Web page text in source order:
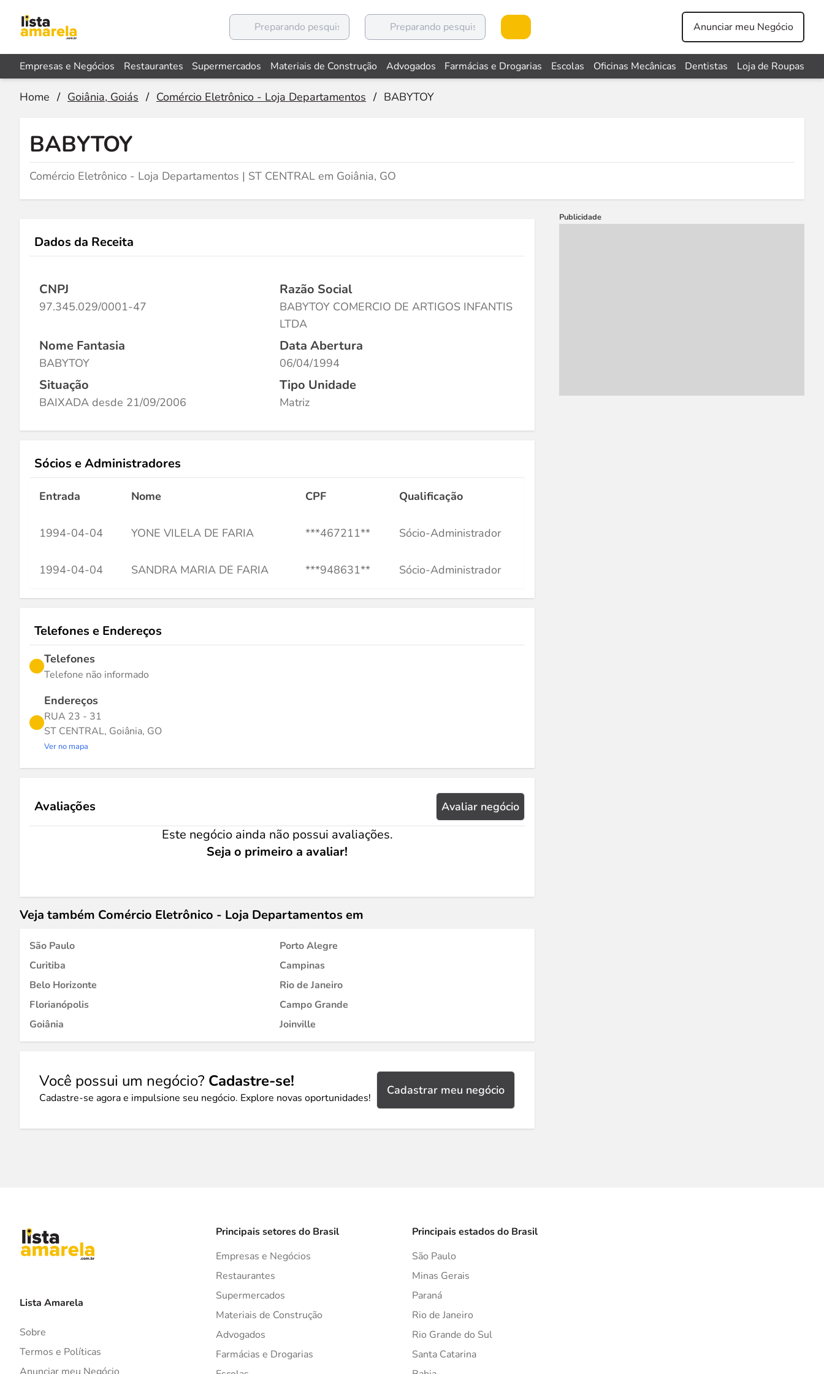
Anunciar meu Negócio
Empresas e Negócios Restaurantes Supermercados Materiais de Construção Advogados Farmácias e Drogarias Escolas Oficinas Mecânicas Dentistas Loja de Roupas
Home / Goiânia, Goiás / Comércio Eletrônico - Loja Departamentos / BABYTOY
BABYTOY
Comércio Eletrônico - Loja Departamentos | ST CENTRAL em Goiânia, GO
Dados da Receita
CNPJ
97.345.029/0001-47
Razão Social
BABYTOY COMERCIO DE ARTIGOS INFANTIS
LTDA
Nome Fantasia
BABYTOY
Data Abertura
06/04/1994
Situação
BAIXADA desde 21/09/2006
Tipo Unidade
Matriz
Sócios e Administradores
Entrada Nome CPF Qualificação
1994-04-04 YONE VILELA DE FARIA ***467211** Sócio-Administrador
1994-04-04 SANDRA MARIA DE FARIA ***948631** Sócio-Administrador
Telefones e Endereços
Telefones
Telefone não informado
Endereços
RUA 23 - 31
ST CENTRAL, Goiânia, GO
Ver no mapa
Avaliações Avaliar negócio
Este negócio ainda não possui avaliações.
Seja o primeiro a avaliar!
Veja também Comércio Eletrônico - Loja Departamentos em
São Paulo
Porto Alegre
Curitiba
Campinas
Belo Horizonte
Rio de Janeiro
Florianópolis
Campo Grande
Goiânia
Joinville
Você possui um negócio? Cadastre-se!
Cadastre-se agora e impulsione seu negócio. Explore novas oportunidades!
Cadastrar meu negócio
Publicidade
Lista Amarela
Sobre
Termos e Políticas
Principais setores do Brasil
Empresas e Negócios
Restaurantes
Supermercados
Materiais de Construção
Advogados
Farmácias e Drogarias
Principais estados do Brasil
São Paulo
Minas Gerais
Paraná
Rio de Janeiro
Rio Grande do Sul
Santa Catarina